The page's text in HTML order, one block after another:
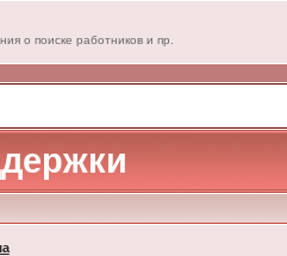
о поиске работников и пр.